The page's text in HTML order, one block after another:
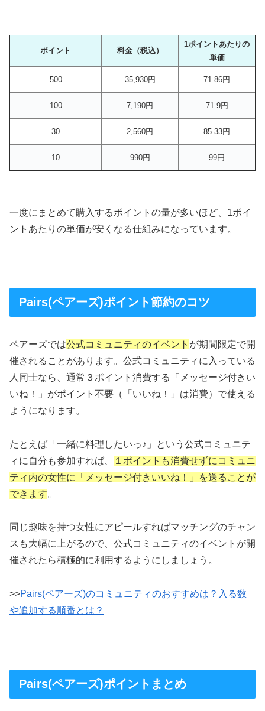
ポイント 料金（税込）
1ポイントあたりの
単価
500 35,930円 71.86円
100 7,190円 71.9円
30 2,560円 85.33円
10 990円 99円
一度にまとめて購入するポイントの量が多いほど、1ポイ
ントあたりの単価が安くなる仕組みになっています。
Pairs(ペアーズ)ポイント節約のコツ
ペアーズでは公式コミュニティのイベント が期間限定で開
催されることがあります。公式コミュニティに入っている
人同士なら、通常３ポイント消費する「メッセージ付きい
いね！」がポイント不要（「いいね！」は消費）で使える
ようになります。
たとえば「一緒に料理したいっ♪」という公式コミュニテ
ィに自分も参加すれば、
１ポイントも消費せずにコミュニ
ティ内の女性に「メッセージ付きいいね！」を送ることが
できます。
同じ趣味を持つ女性にアピールすればマッチングのチャン
スも大幅に上がるので、公式コミュニティのイベントが開
催されたら積極的に利用するようにしましょう。
>>Pairs(ペアーズ)のコミュニティのおすすめは？入る数
や追加する順番とは？
Pairs(ペアーズ)ポイントまとめ